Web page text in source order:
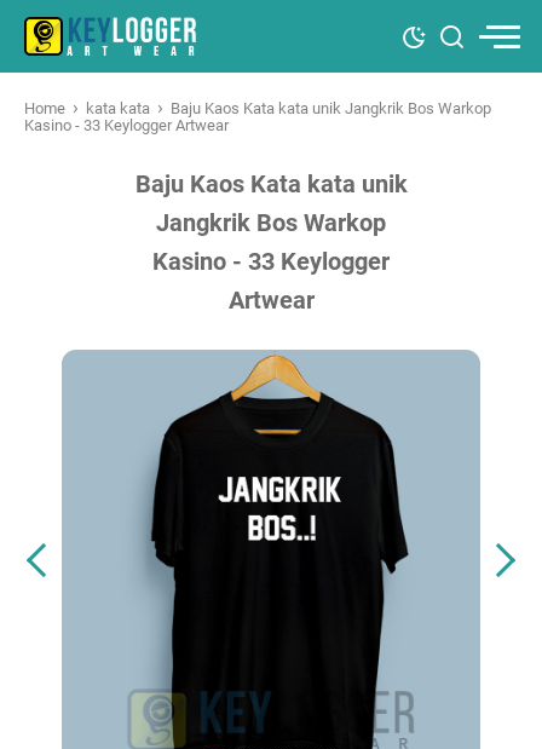
Home › kata kata › Baju Kaos Kata kata unik Jangkrik Bos Warkop
Kasino - 33 Keylogger Artwear
Baju Kaos Kata kata unik
Jangkrik Bos Warkop
Kasino - 33 Keylogger
Artwear